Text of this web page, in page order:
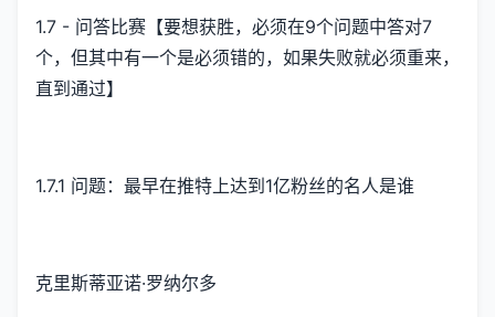
1.7 - 问答比赛【要想获胜，必须在9个问题中答对7
个，但其中有一个是必须错的，如果失败就必须重来，
直到通过】
1.7.1 问题：最早在推特上达到1亿粉丝的名人是谁
克里斯蒂亚诺·罗纳尔多